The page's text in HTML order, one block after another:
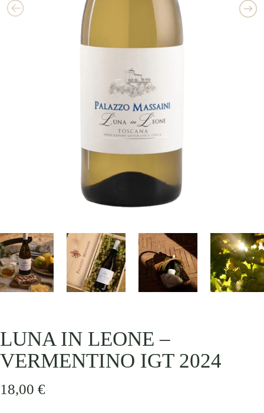
LUNA IN LEONE –
VERMENTINO IGT 2024
18,00 €